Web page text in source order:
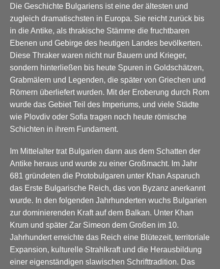
Die Geschichte Bulgariens ist eine der ältesten und
zugleich dramatischsten in Europa. Sie reicht zurück bis
in die Antike, als thrakische Stämme die fruchtbaren
Ebenen und Gebirge des heutigen Landes bevölkerten.
Diese Thraker waren nicht nur Bauern und Krieger,
sondern hinterließen bis heute Spuren in Goldschätzen,
Grabmälern und Legenden, die später von Griechen und
Römern überliefert wurden. Mit der Eroberung durch Rom
wurde das Gebiet Teil des Imperiums, und viele Städte
wie Plovdiv oder Sofia tragen noch heute römische
Schichten in ihrem Fundament.
Im Mittelalter trat Bulgarien dann aus dem Schatten der
Antike heraus und wurde zu einer Großmacht. Im Jahr
681 gründeten die Protobulgaren unter Khan Asparuch
das Erste Bulgarische Reich, das von Byzanz anerkannt
wurde. In den folgenden Jahrhunderten wuchs Bulgarien
zur dominierenden Kraft auf dem Balkan. Unter Khan
Krum und später Zar Simeon dem Großen im 10.
Jahrhundert erreichte das Reich eine Blütezeit, territoriale
Expansion, kulturelle Strahlkraft und die Herausbildung
einer eigenständigen slawischen Schrifttradition. Das